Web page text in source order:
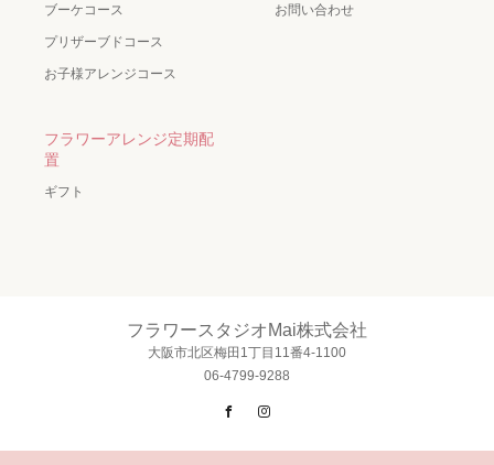
ブーケコース
プリザーブドコース
お子様アレンジコース
お問い合わせ
フラワーアレンジ定期配
置
ギフト
フラワースタジオMai株式会社
大阪市北区梅田1丁目11番4-1100
06-4799-9288
Facebook